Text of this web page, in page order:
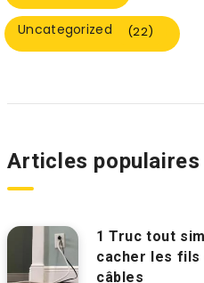
Uncategorized (22)
Articles populaires
1 Truc tout
cacher les fils
câbles